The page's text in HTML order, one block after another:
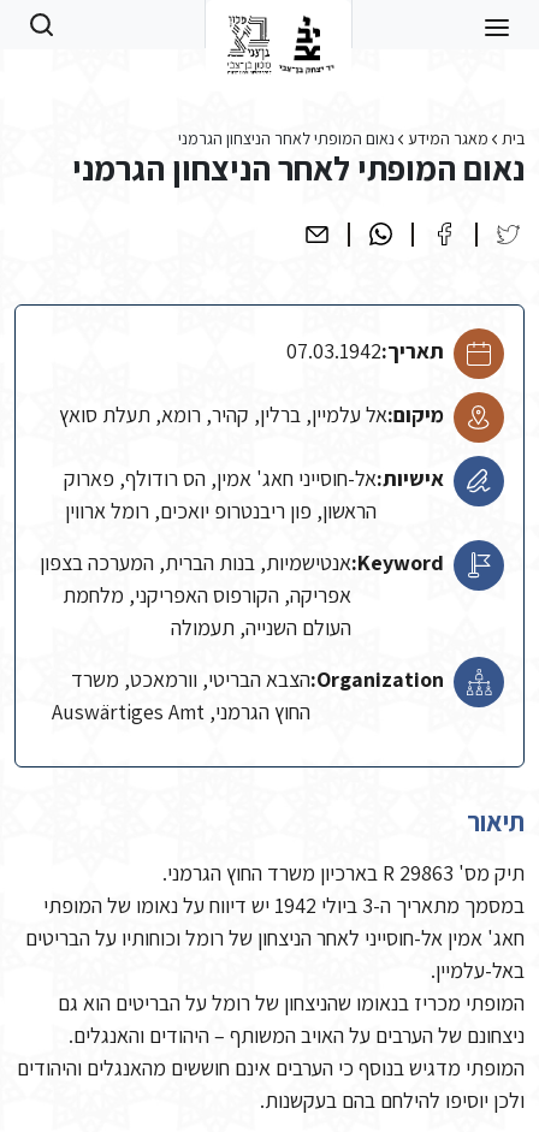
בית מאגר המידע נאום המופתי לאחר הניצחון הגרמני
נאום המופתי לאחר הניצחון הגרמני
תאריך:07.03.1942
מיקום:אל עלמיין, ברלין, קהיר, רומא, תעלת סואץ
אישיות:אל-חוסייני חאג' אמין, הס רודולף, פארוק
הראשון, פון ריבנטרופ יואכים, רומל ארווין
Keyword: אנטישמיות, בנות הברית, המערכה בצפון
אפריקה, הקורפוס האפריקני, מלחמת
העולם השנייה, תעמולה
Organization: הצבא הבריטי, וורמאכט, משרד
החוץ הגרמני, Auswärtiges Amt
תיאור
תיק מס' R 29863 בארכיון משרד החוץ הגרמני.
במסמך מתאריך ה-3 ביולי 1942 יש דיווח על נאומו של המופתי
חאג' אמין אל-חוסייני לאחר הניצחון של רומל וכוחותיו על הבריטים
באל-עלמיין.
המופתי מכריז בנאומו שהניצחון של רומל על הבריטים הוא גם
ניצחונם של הערבים על האויב המשותף – היהודים והאנגלים.
המופתי מדגיש בנוסף כי הערבים אינם חוששים מהאנגלים והיהודים
ולכן יוסיפו להילחם בהם בעקשנות.